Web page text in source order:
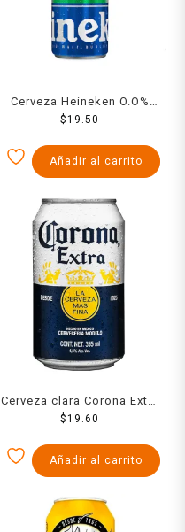
Cerveza Heineken O.O%
Lata 355 Ml
$19.50
Añadir al carrito
Cerveza clara Corona Extra
355 ml
$19.60
Añadir al carrito